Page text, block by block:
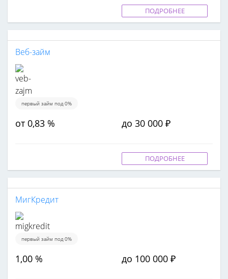
ПОДРОБНЕЕ
Веб-займ
первый займ под 0%
от 0,83 % до 30 000 ₽
ПОДРОБНЕЕ
МигКредит
первый займ под 0%
1,00 % до 100 000 ₽